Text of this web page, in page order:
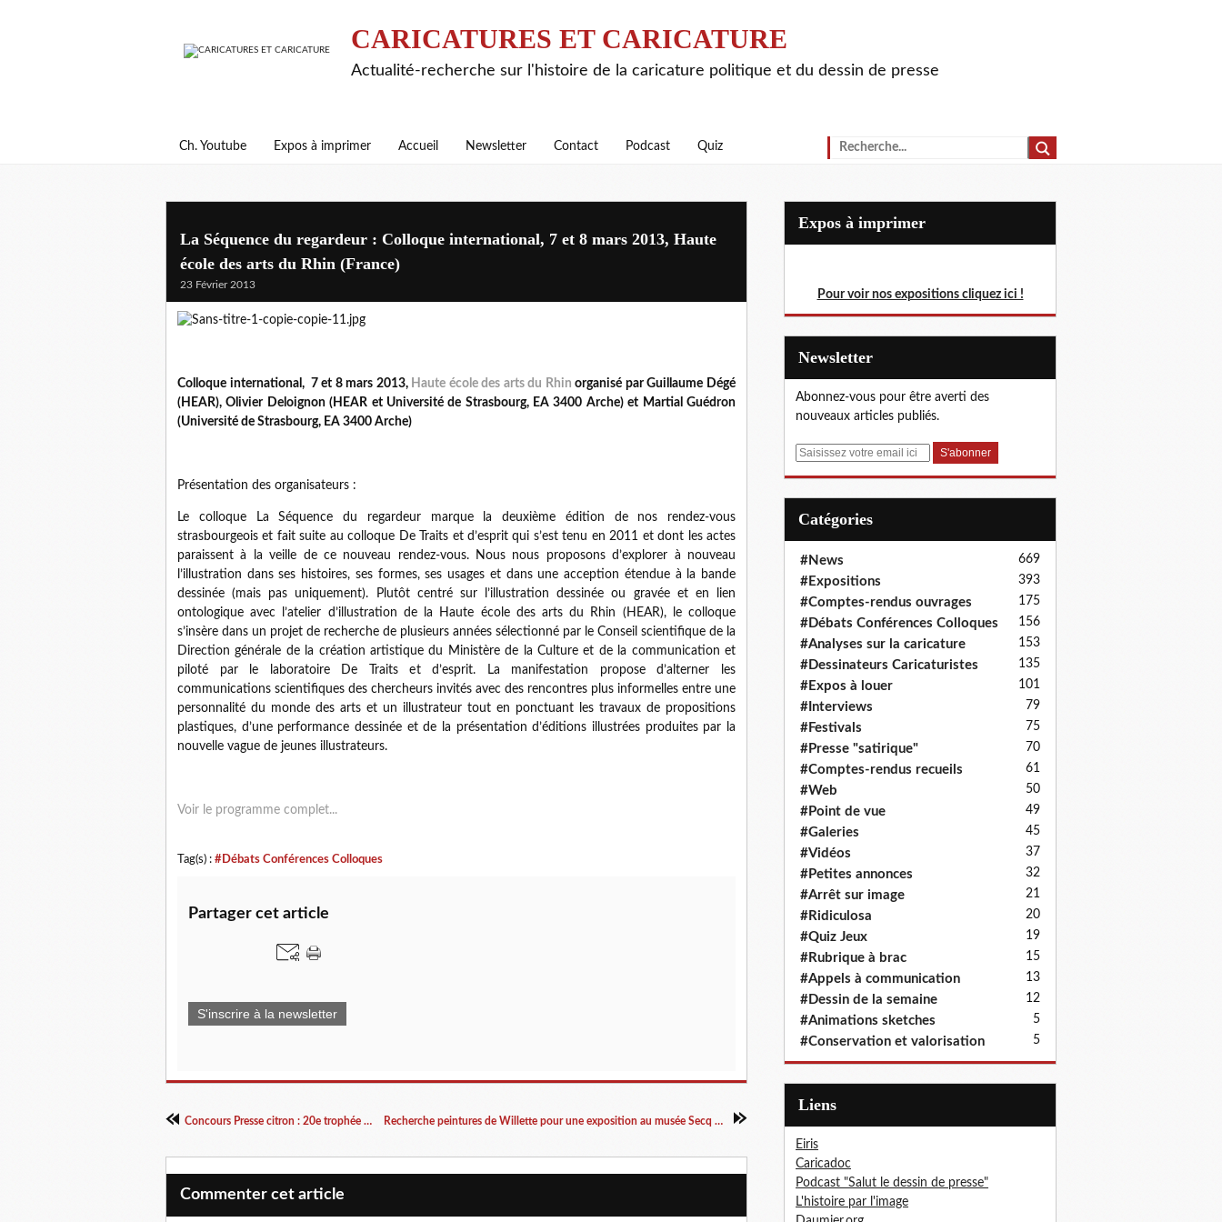
CARICATURES ET CARICATURE
Actualité-recherche sur l'histoire de la caricature politique et du dessin de presse
Ch. Youtube Expos à imprimer Accueil Newsletter Contact Podcast Quiz
La Séquence du regardeur : Colloque international, 7 et 8 mars 2013, Haute
école des arts du Rhin (France)
23 Février 2013
Colloque international, 7 et 8 mars 2013, Haute école des arts du Rhin organisé par Guillaume Dégé
(HEAR), Olivier Deloignon (HEAR et Université de Strasbourg, EA 3400 Arche) et Martial Guédron
(Université de Strasbourg, EA 3400 Arche)
Présentation des organisateurs :
Le colloque La Séquence du regardeur marque la deuxième édition de nos rendez-vous
strasbourgeois et fait suite au colloque De Traits et d’esprit qui s’est tenu en 2011 et dont les actes
paraissent à la veille de ce nouveau rendez-vous. Nous nous proposons d’explorer à nouveau
l’illustration dans ses histoires, ses formes, ses usages et dans une acception étendue à la bande
dessinée (mais pas uniquement). Plutôt centré sur l’illustration dessinée ou gravée et en lien
ontologique avec l’atelier d’illustration de la Haute école des arts du Rhin (HEAR), le colloque
s’insère dans un projet de recherche de plusieurs années sélectionné par le Conseil scientifique de la
Direction générale de la création artistique du Ministère de la Culture et de la communication et
piloté par le laboratoire De Traits et d’esprit. La manifestation propose d’alterner les
communications scientifiques des chercheurs invités avec des rencontres plus informelles entre une
personnalité du monde des arts et un illustrateur tout en ponctuant les travaux de propositions
plastiques, d’une performance dessinée et de la présentation d’éditions illustrées produites par la
nouvelle vague de jeunes illustrateurs.
Voir le programme complet...
Tag(s) : #Débats Conférences Colloques
Partager cet article
S'inscrire à la newsletter
Concours Presse citron : 20e trophée du dessin de presse Recherche peintures de Willette pour une exposition au musée Secq de L'Isle Adam (région parisienne)
Commenter cet article
Expos à imprimer
Pour voir nos expositions cliquez ici !
Newsletter
Abonnez-vous pour être averti des
nouveaux articles publiés.
E
Catégories
#News 669
#Expositions 393
#Comptes-rendus ouvrages 175
#Débats Conférences Colloques 156
#Analyses sur la caricature 153
#Dessinateurs Caricaturistes 135
#Expos à louer 101
#Interviews 79
#Festivals 75
#Presse "satirique" 70
#Comptes-rendus recueils 61
#Web 50
#Point de vue 49
#Galeries 45
#Vidéos 37
#Petites annonces 32
#Arrêt sur image 21
#Ridiculosa 20
#Quiz Jeux 19
#Rubrique à brac 15
#Appels à communication 13
#Dessin de la semaine 12
#Animations sketches 5
#Conservation et valorisation 5
Liens
Eiris
Caricadoc
Podcast "Salut le dessin de presse"
L'histoire par l'image